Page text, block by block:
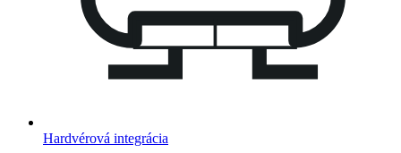
Hardvérová integrácia